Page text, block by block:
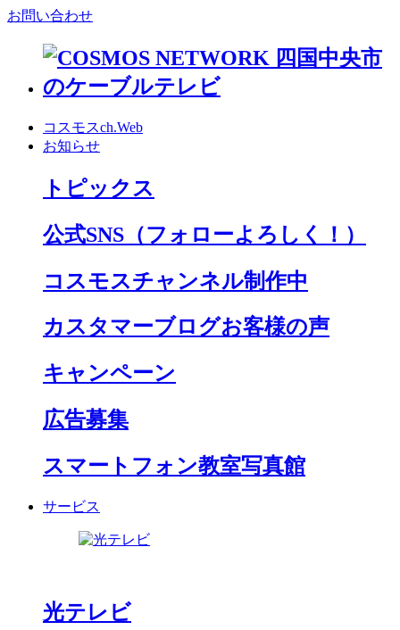
お問い合わせ
コスモスch.Web
お知らせ
トピックス
公式SNS （フォローよろしく！）
コスモスチャンネル制作中
カスタマーブログお客様の声
キャンペーン
広告募集
スマートフォン教室写真館
サービス
光テレビ